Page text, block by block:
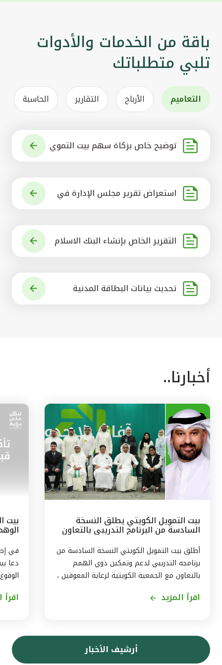
باقة من الخدمات والأدوات
تلبي متطلباتك
التعاميم الأرباح التقارير الحاسبة
توضيح خاص بزكاة سهم بيت التموي
استعراض تقرير مجلس الإدارة في
التقرير الخاص بإنشاء البنك الاسلام
تحديث بيانات البطاقة المدنية
أخبارنا..
بيت التمويل الكويتي يطلق النسخة
السادسة من البرنامج التدريبي بالتعاون
مع الجمعيّة الكويتيّة لرعاية المعوقين
أطلق بيت التمويل الكويتي النسخة السادسة من
برنامجه التدريبي لدعم وتمكين ذوي الهمم
بالتعاون مع الجمعية الكويتية لرعاية المعوقين ،
الموارد البشريّة لمجموعة بيت التمويل الكويتي
بالتكليف ، أحمد حمد الحمّاد ، ان البرنامج
التدريبى الذى يشمل 11 متدربا ، يأتى في إطار
اقرأ المزيد
بيت
دعا
حجز
بأن
اقرأ
أرشيف الأخبار